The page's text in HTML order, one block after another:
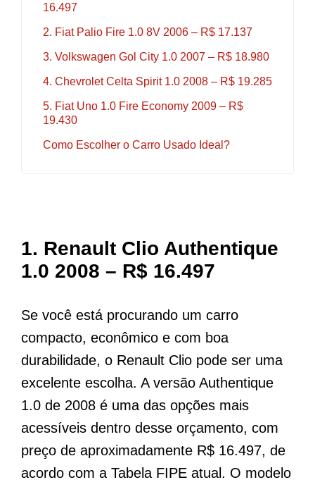
16.497
2. Fiat Palio Fire 1.0 8V 2006 – R$ 17.137
3. Volkswagen Gol City 1.0 2007 – R$ 18.980
4. Chevrolet Celta Spirit 1.0 2008 – R$ 19.285
5. Fiat Uno 1.0 Fire Economy 2009 – R$
19.430
Como Escolher o Carro Usado Ideal?
1. Renault Clio Authentique
1.0 2008 – R$ 16.497
Se você está procurando um carro
compacto, econômico e com boa
durabilidade, o Renault Clio pode ser uma
excelente escolha. A versão Authentique
1.0 de 2008 é uma das opções mais
acessíveis dentro desse orçamento, com
preço de aproximadamente R$ 16.497, de
acordo com a Tabela FIPE atual. O modelo